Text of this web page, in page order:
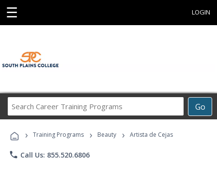
☰ LOGIN
Go
Career
Programs
› Training Programs › Beauty › Artista de Cejas
phone Call Us: 855.520.6806